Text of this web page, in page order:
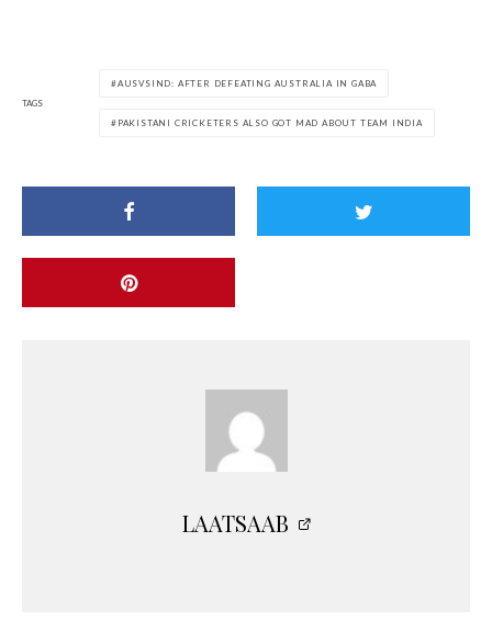
TAGS
AUSVSIND: AFTER DEFEATING AUSTRALIA IN GABA
PAKISTANI CRICKETERS ALSO GOT MAD ABOUT TEAM INDIA
LAATSAAB